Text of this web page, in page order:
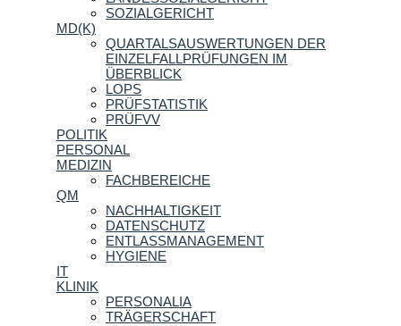
SOZIALGERICHT
MD(K)
QUARTALSAUSWERTUNGEN DER
EINZELFALLPRÜFUNGEN IM
ÜBERBLICK
LOPS
PRÜFSTATISTIK
PRÜFVV
POLITIK
PERSONAL
MEDIZIN
FACHBEREICHE
QM
NACHHALTIGKEIT
DATENSCHUTZ
ENTLASSMANAGEMENT
HYGIENE
IT
KLINIK
PERSONALIA
TRÄGERSCHAFT